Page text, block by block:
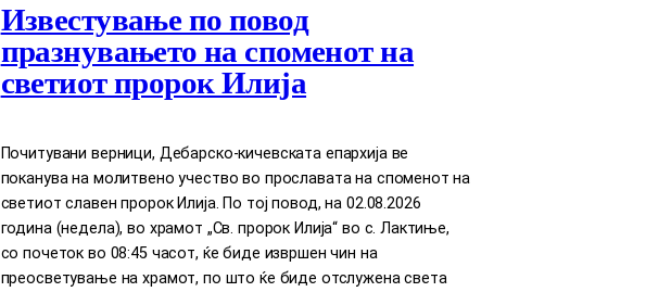
Известување по повод
празнувањето на споменот на
светиот пророк Илија
Почитувани верници, Дебарско-кичевската епархија ве
поканува на молитвено учество во прославата на споменот на
светиот славен пророк Илија. По тој повод, на 02.08.2026
година (недела), во храмот „Св. пророк Илија“ во с. Лактиње,
со почеток во 08:45 часот, ќе биде извршен чин на
преосветување на храмот, по што ќе биде отслужена света